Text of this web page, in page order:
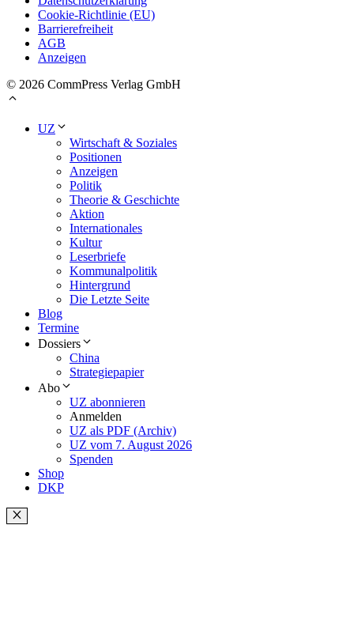
Cookie-Richtlinie (EU)
Barrierefreiheit
AGB
Anzeigen
© 2026 CommPress Verlag GmbH
UZ
Wirtschaft & Soziales
Positionen
Anzeigen
Politik
Theorie & Geschichte
Aktion
Internationales
Kultur
Leserbriefe
Kommunalpolitik
Hintergrund
Die Letzte Seite
Blog
Termine
Dossiers
China
Strategiepapier
Abo
UZ abonnieren
Anmelden
UZ als PDF (Archiv)
UZ vom 7. August 2026
Spenden
Shop
DKP
Schließen